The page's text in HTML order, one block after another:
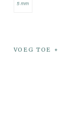
5 mm
VOEG TOE